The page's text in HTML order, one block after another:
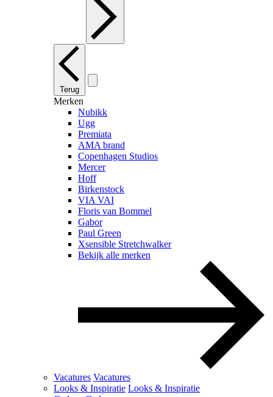
Terug
Merken
Nubikk
Ugg
Premiata
AMA brand
Copenhagen Studios
Mercer
Hoff
Birkenstock
VIA VAI
Floris van Bommel
Gabor
Paul Green
Xsensible Stretchwalker
Bekijk alle merken
Vacatures Vacatures
Looks & Inspiratie Looks & Inspiratie